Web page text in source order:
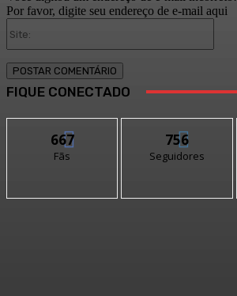
Por favor, digite seu endereço de e-mail aqui
FIQUE CONECTADO
667
Fãs
756
Seguidores